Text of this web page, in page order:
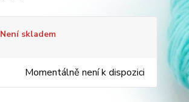
Není skladem
Momentálně není k dispozici